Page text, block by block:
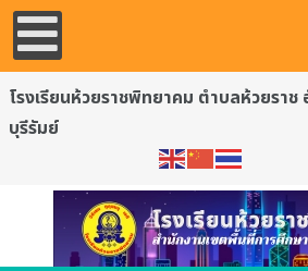
โรงเรียนห้วยราชพิทยาคม ตำบลห้วยราช
บุรีรัมย์